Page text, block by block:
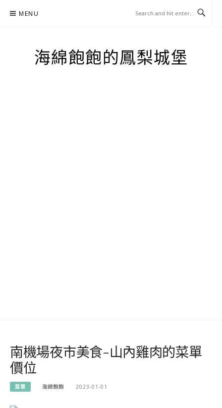
MENU
海綿飽飽的鳳梨城堡
南機場夜市美食-山內雞肉的菜單
價位
菜單 海綿飽飽 2023-01-01